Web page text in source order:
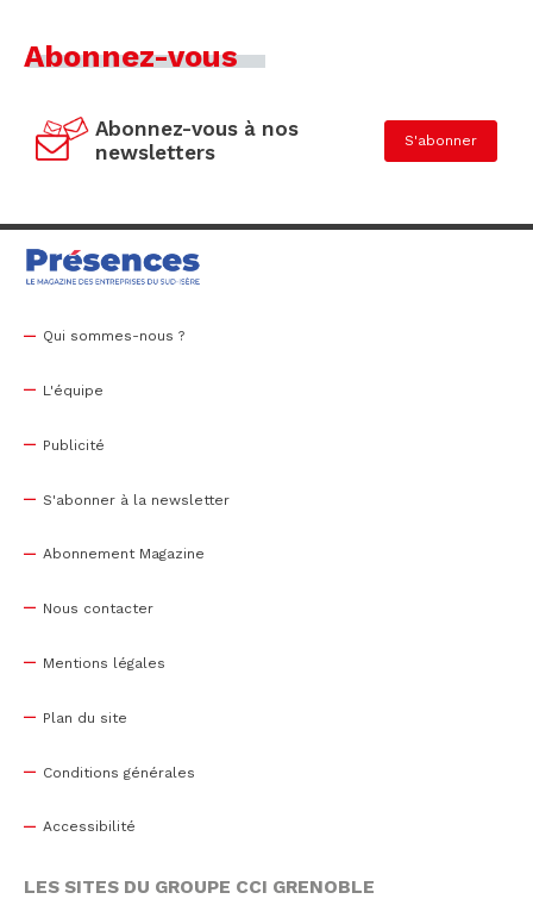
Abonnez-vous
Abonnez-vous à nos
newsletters
S'abonner
Qui sommes-nous ?
L'équipe
Publicité
S'abonner à la newsletter
Abonnement Magazine
Nous contacter
Mentions légales
Plan du site
Conditions générales
Accessibilité
LES SITES DU GROUPE CCI GRENOBLE